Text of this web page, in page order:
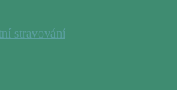
stravování